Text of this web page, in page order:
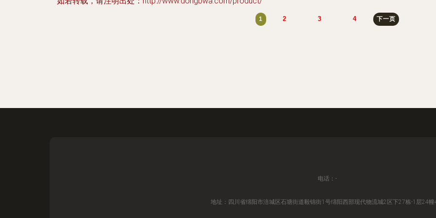
1 2 3 4 下一页
电话：-
地址：四川省绵阳市涪城区石塘街道毅锦街1号绵阳西部现代物流城2区下27栋-1层24幢